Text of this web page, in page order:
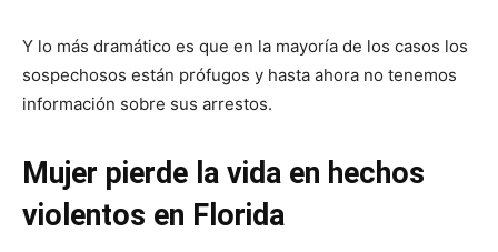
Y lo más dramático es que en la mayoría de los casos los
sospechosos están prófugos y hasta ahora no tenemos
información sobre sus arrestos.
Mujer pierde la vida en hechos
violentos en Florida